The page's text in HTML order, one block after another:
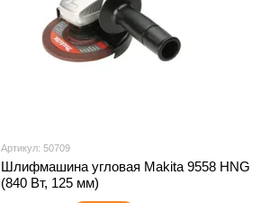
Артикул: 50709
Шлифмашина угловая Makita 9558 HNG
(840 Вт, 125 мм)